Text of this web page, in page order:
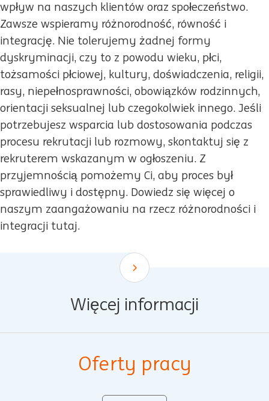
wpływ na naszych klientów oraz społeczeństwo.
Zawsze wspieramy różnorodność, równość i
integrację. Nie tolerujemy żadnej formy
dyskryminacji, czy to z powodu wieku, płci,
tożsamości płciowej, kultury, doświadczenia, religii,
rasy, niepełnosprawności, obowiązków rodzinnych,
orientacji seksualnej lub czegokolwiek innego. Jeśli
potrzebujesz wsparcia lub dostosowania podczas
procesu rekrutacji lub rozmowy, skontaktuj się z
rekruterem wskazanym w ogłoszeniu. Z
przyjemnością pomożemy Ci, aby proces był
sprawiedliwy i dostępny. Dowiedz się więcej o
naszym zaangażowaniu na rzecz różnorodności i
integracji tutaj.
Scroll down
Więcej informacji
Oferty pracy